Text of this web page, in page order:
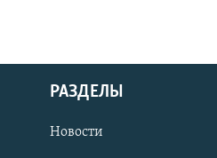
РАЗДЕЛЫ
Новости